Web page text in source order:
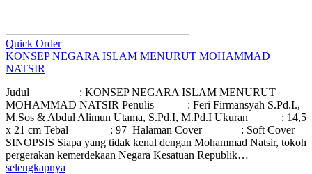
Quick Order
KONSEP NEGARA ISLAM MENURUT MOHAMMAD
NATSIR
Judul : KONSEP NEGARA ISLAM MENURUT
MOHAMMAD NATSIR Penulis : Feri Firmansyah S.Pd.I.,
M.Sos & Abdul Alimun Utama, S.Pd.I, M.Pd.I Ukuran : 14,5
x 21 cm Tebal : 97 Halaman Cover : Soft Cover
SINOPSIS Siapa yang tidak kenal dengan Mohammad Natsir, tokoh
pergerakan kemerdekaan Negara Kesatuan Republik…
selengkapnya